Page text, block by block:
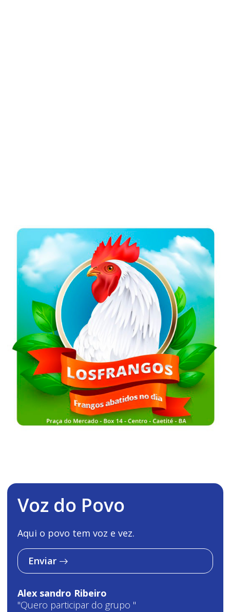
Voz do Povo
Aqui o povo tem voz e vez.
Enviar
Alex sandro Ribeiro
"Quero participar do grupo "